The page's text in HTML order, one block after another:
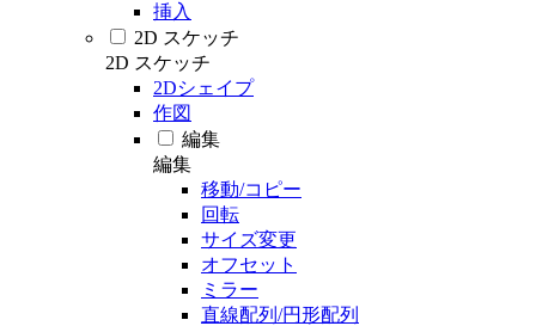
挿入
2D スケッチ
2D スケッチ
2Dシェイプ
作図
編集
編集
移動/コピー
回転
サイズ変更
オフセット
ミラー
直線配列/円形配列